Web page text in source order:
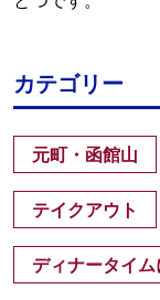
カテゴリー
元町・函館山
テイクアウト
ディナータイ